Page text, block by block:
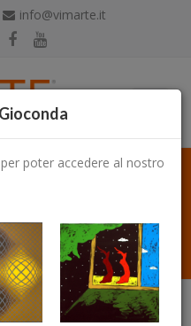
info@vimarte.it
poter accedere al nostro